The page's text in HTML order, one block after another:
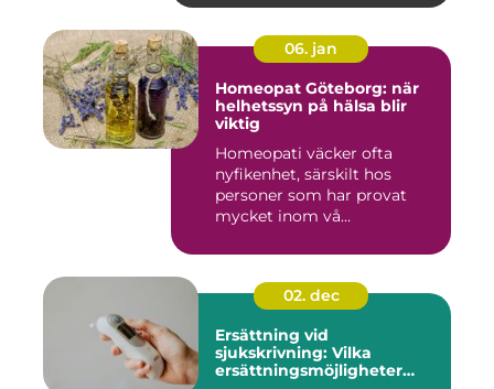
06. jan
Homeopat Göteborg: när
helhetssyn på hälsa blir
viktig
Homeopati väcker ofta
nyfikenhet, särskilt hos
personer som har provat
mycket inom vå...
02. dec
Ersättning vid
sjukskrivning: Vilka
ersättningsmöjligheter